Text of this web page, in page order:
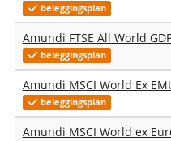
beleggingsplan
Amundi FTSE All World
beleggingsplan
Amundi MSCI World Ex
beleggingsplan
Amundi MSCI World ex